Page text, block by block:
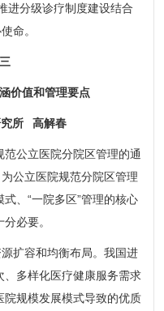
进分级诊疗制度建设结合
命。
价值和管理要点
究所 高解春
公立医院分院区管理的通
公立医院规范分院区管理
、“一院多区”管理的核心
必要。
扩容和均衡布局。我国进
、多样化医疗健康服务需求
规模发展模式导致的优质